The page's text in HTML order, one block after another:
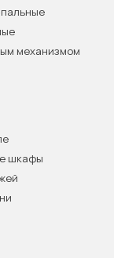
механизмом
шкафы